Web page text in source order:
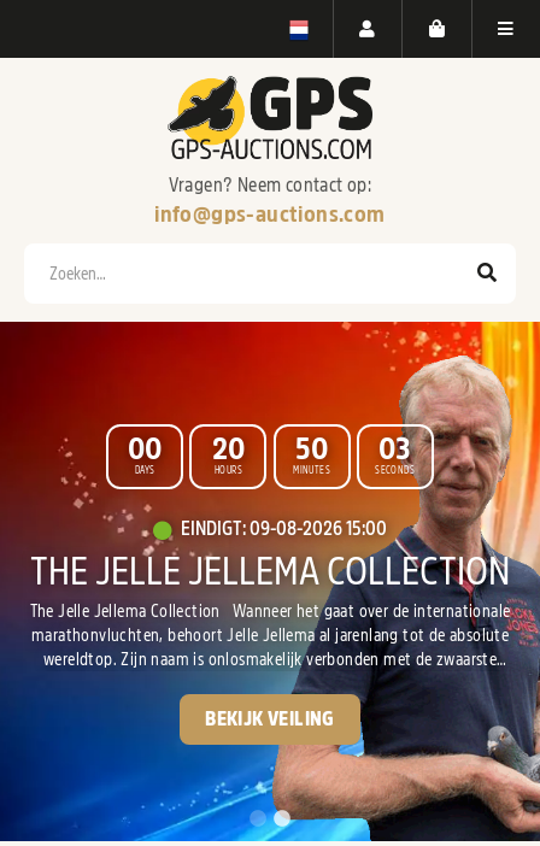
Vragen? Neem contact op:
info@gps-auctions.com
GPS-AUCTIONS
Het online veilinghuis gewijd aan de duivensport! Al meer dan 10 jaar
gespecialiseerd in de verkoop van race duiven van de hoogste kwaliteit.
INFORMATIE VEILINGEN
00
DAYS
20
HOURS
50
MINUTES
01
SECONDS
EINDIGT:09-08-2026 15:00
THE JELLE JELLEMA COLLECTION
The Jelle Jellema Collection Wanneer het gaat over de internationale
marathonvluchten, behoort Jelle Jellema al jarenlang tot de absolute
wereldtop. Zijn naam is onlosmakelijk verbonden met de zwaarste
fondklassiekers, waarbij vooral de vlucht Barcelona een bijzondere
klasse zien op de internationale...
BEKIJK VEILING